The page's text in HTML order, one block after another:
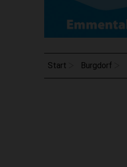
Start Burgdorf